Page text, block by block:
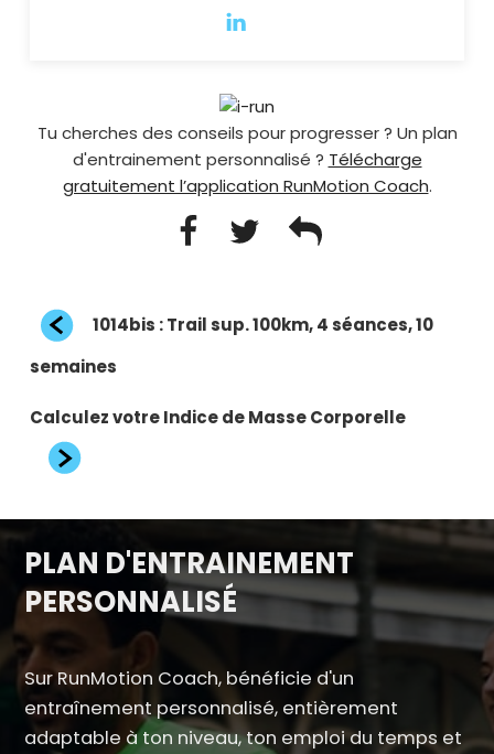
Tu cherches des conseils pour progresser ? Un plan
d'entrainement personnalisé ? Télécharge
gratuitement l’application RunMotion Coach.
Navigation
de
l’article
Article
précédent
1014bis : Trail sup. 100km, 4 séances, 10
semaines
Article
suivant
Calculez votre Indice de Masse Corporelle
PLAN D'ENTRAINEMENT
PERSONNALISÉ
Sur RunMotion Coach, bénéficie d'un
entraînement personnalisé, entièrement
adaptable à ton niveau, ton emploi du temps et